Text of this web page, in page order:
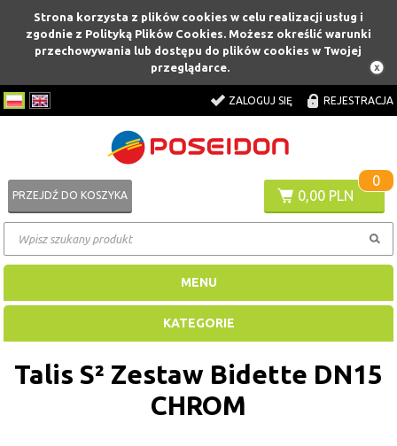
Strona korzysta z plików cookies w celu realizacji usług i
zgodnie z Polityką Plików Cookies. Możesz określić warunki
przechowywania lub dostępu do plików cookies w Twojej
przeglądarce.
ZALOGUJ SIĘ REJESTRACJA
0,00 PLN
0
PRZEJDŹ DO KOSZYKA
MENU
KATEGORIE
Talis S² Zestaw Bidette DN15
CHROM